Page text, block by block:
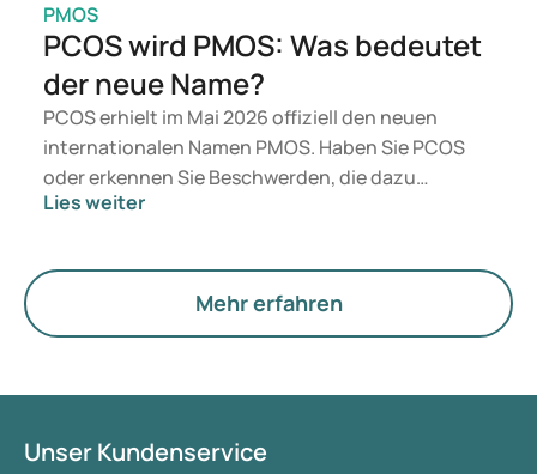
PMOS
PCOS wird PMOS: Was bedeutet
der neue Name?
PCOS erhielt im Mai 2026 offiziell den neuen
internationalen Namen PMOS. Haben Sie PCOS
oder erkennen Sie Beschwerden, die dazu
passen? Medizinisch ändert sich zunächst nichts.
Hormone, den Stoffwechsel und die Funktion der
Lies weiter
Mehr erfahren
Unser Kundenservice